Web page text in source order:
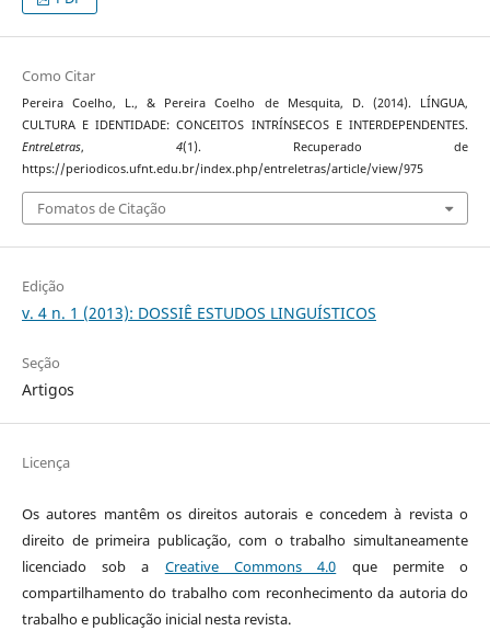
Como Citar
Pereira Coelho, L., & Pereira Coelho de Mesquita, D. (2014). LÍNGUA,
CULTURA E IDENTIDADE: CONCEITOS INTRÍNSECOS E INTERDEPENDENTES.
EntreLetras, 4(1). Recuperado de
https://periodicos.ufnt.edu.br/index.php/entreletras/article/view/975
Fomatos de Citação
Edição
v. 4 n. 1 (2013): DOSSIÊ ESTUDOS LINGUÍSTICOS
Seção
Artigos
Licença
Os autores mantêm os direitos autorais e concedem à revista o
direito de primeira publicação, com o trabalho simultaneamente
licenciado sob a Creative Commons 4.0 que permite o
compartilhamento do trabalho com reconhecimento da autoria do
trabalho e publicação inicial nesta revista.